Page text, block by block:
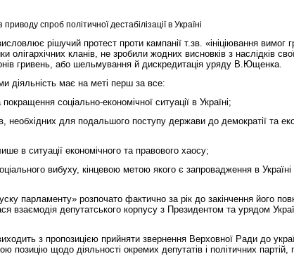
спроб політичної дестабілізації в Україні
рішучий протест проти кампанії т.зв. «ініціювання
олігархічних кланів, не зробили жодних висновків з наслідків
гривень, або шельмування й дискредитація уряду В.Ющенка.
діяльність має на меті перш за все:
соціально-економічної ситуації в Україні;
для подальшого поступу держави до демократії та
в ситуації економічного та правового хаосу;
вибуху, кінцевою метою якого є запровадження в
парламенту» розпочато фактично за рік до закінчення його
депутатського корпусу з Президентом та урядом
з пропозицією прийняти звернення Верховної Ради до
позицію щодо діяльності окремих депутатів і політичних